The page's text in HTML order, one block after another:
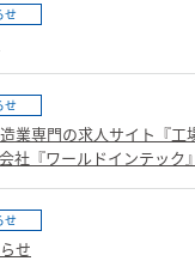
せ
せ
業専門の求人サイト『
社『ワールドインテック
せ
せ